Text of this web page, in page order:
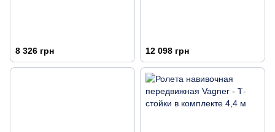
8 326 грн 12 098 грн